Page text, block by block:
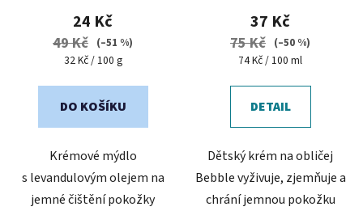
24 Kč
49 Kč (–51 %)
Měrná
32 Kč / 100 g
DO KOŠÍKU
Krémové mýdlo
s levandulovým olejem na
jemné čištění pokožky
37 Kč
75 Kč (–50 %)
Měrná
74 Kč / 100 ml
DETAIL
Dětský krém na obličej
Bebble vyživuje, zjemňuje a
chrání jemnou pokožku